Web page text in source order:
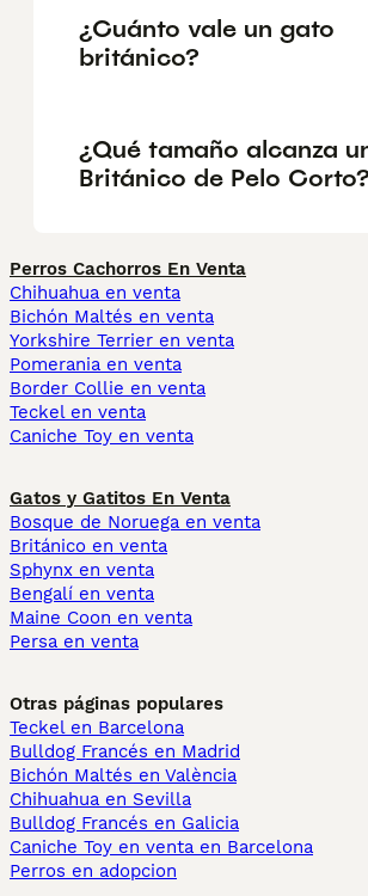
¿Cuánto vale un gato
británico?
¿Qué tamaño alcanza
Británico de Pelo Corto?
Perros Cachorros En Venta
Chihuahua en venta
Bichón Maltés en venta
Yorkshire Terrier en venta
Pomerania en venta
Border Collie en venta
Teckel en venta
Caniche Toy en venta
Gatos y Gatitos En Venta
Bosque de Noruega en venta
Británico en venta
Sphynx en venta
Bengalí en venta
Maine Coon en venta
Persa en venta
Otras páginas populares
Teckel en Barcelona
Bulldog Francés en Madrid
Bichón Maltés en València
Chihuahua en Sevilla
Bulldog Francés en Galicia
Caniche Toy en venta en Barcelona
Perros en adopcion